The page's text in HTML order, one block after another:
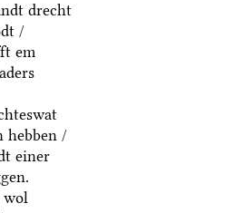
drecht
/
em
hebben /
einer
wol